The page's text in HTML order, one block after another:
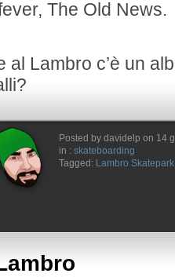
The Old News.
al Lambro c’è un
Posted by davidelp on 14
in : skateboarding
Tagged: Lambro Skatepark